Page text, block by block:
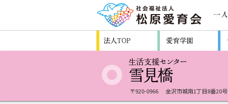
〒920-0966 金沢市城南1丁目8番20号